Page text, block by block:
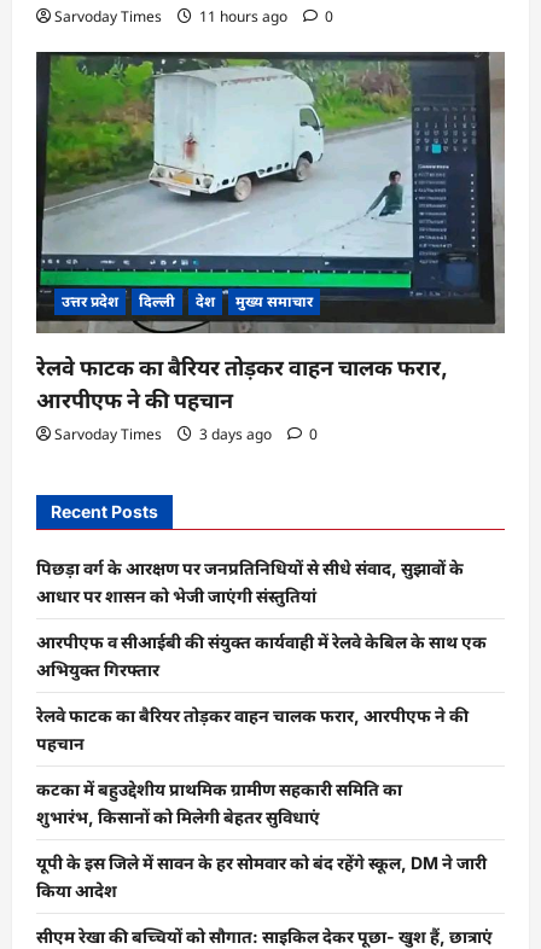
Sarvoday Times 11 hours ago 0
उत्तर प्रदेश दिल्ली देश मुख्य समाचार
रेलवे फाटक का बैरियर तोड़कर वाहन चालक फरार,
आरपीएफ ने की पहचान
Sarvoday Times 3 days ago 0
Recent Posts
पिछड़ा वर्ग के आरक्षण पर जनप्रतिनिधियों से सीधे संवाद, सुझावों के
आधार पर शासन को भेजी जाएंगी संस्तुतियां
आरपीएफ व सीआईबी की संयुक्त कार्यवाही में रेलवे केबिल के साथ एक
अभियुक्त गिरफ्तार
रेलवे फाटक का बैरियर तोड़कर वाहन चालक फरार, आरपीएफ ने की
पहचान
कटका में बहुउद्देशीय प्राथमिक ग्रामीण सहकारी समिति का
शुभारंभ, किसानों को मिलेगी बेहतर सुविधाएं
यूपी के इस जिले में सावन के हर सोमवार को बंद रहेंगे स्कूल, DM ने जारी
किया आदेश
सीएम रेखा की बच्चियों को सौगात: साइकिल देकर पूछा- खुश हैं, छात्राएं